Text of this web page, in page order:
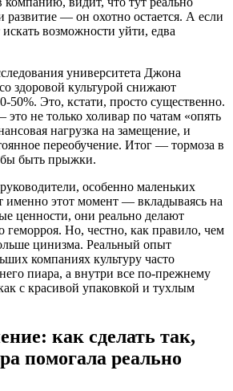
развитие — он охотно остается. А если
возможности уйти, едва
университета Джона
здоровой культурой снижают
50%. Это, кстати, просто существенно.
не только холивар по чатам «опять
нагрузка на замещение, и
переобучение. Итог — тормоза в
бы быть прыжки.
особенно маленьких
этот момент — вкладываясь на
ценности, они реально делают
геморроя. Но, честно, как правило, чем
цинизма. Реальный опыт
компаниях культуру часто
пиара, а внутри все по-прежнему
с красивой упаковкой и тухлым
как сделать так,
помогала реально